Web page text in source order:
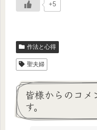
+5
作法と心得
聖夫婦
皆様からのコメ
す。